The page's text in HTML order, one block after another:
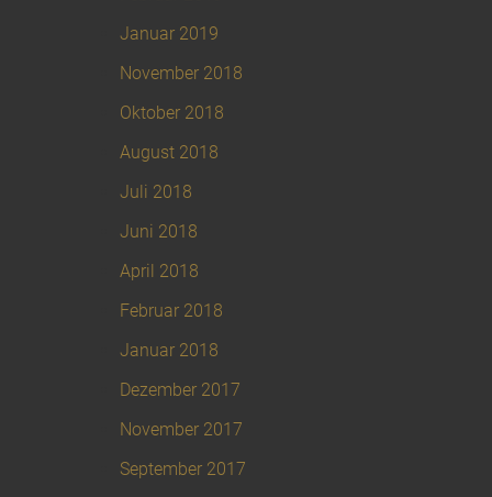
Januar 2019
November 2018
Oktober 2018
August 2018
Juli 2018
Juni 2018
April 2018
Februar 2018
Januar 2018
Dezember 2017
November 2017
September 2017